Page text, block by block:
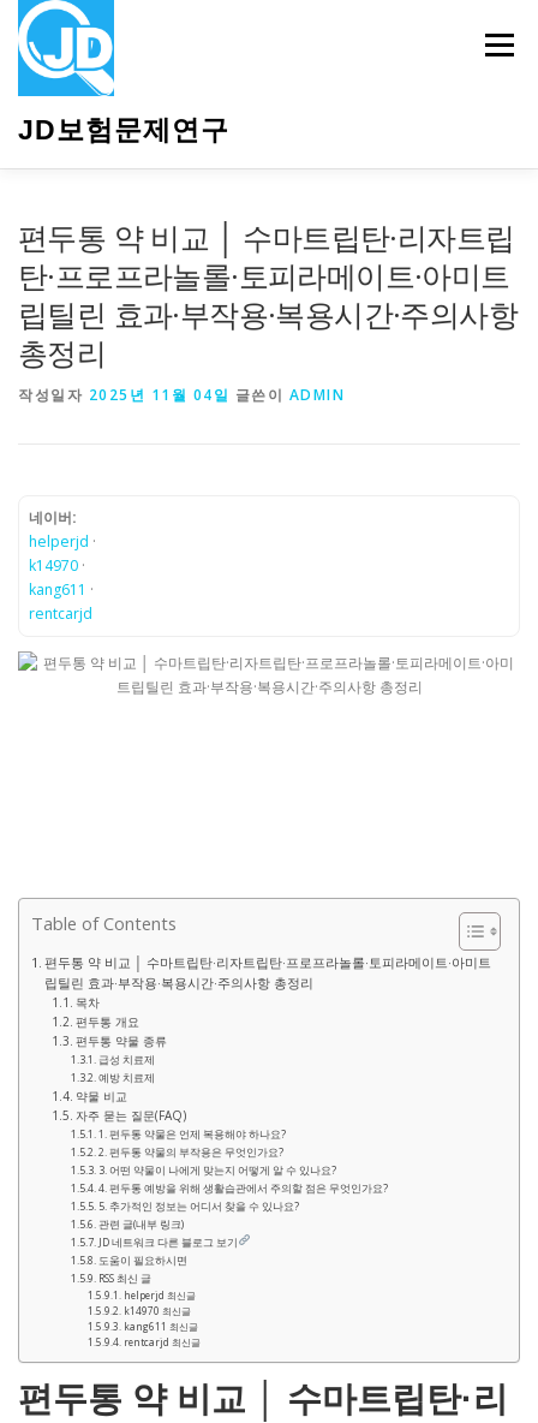
JD보험문제연구
메뉴
편두통 약 비교 │ 수마트립탄·리자트립
탄·프로프라놀롤·토피라메이트·아미트
립틸린 효과·부작용·복용시간·주의사항
총정리
작성일자 2025년 11월 04일 글쓴이 ADMIN
네이버:
helperjd ·
k14970 ·
kang611 ·
rentcarjd
Table of Contents
편두통 약 비교 │ 수마트립탄·리자트립탄·프로프라놀롤·토피라메이트·아미트
립틸린 효과·부작용·복용시간·주의사항 총정리
목차
편두통 개요
편두통 약물 종류
급성 치료제
예방 치료제
약물 비교
자주 묻는 질문(FAQ)
1. 편두통 약물은 언제 복용해야 하나요?
2. 편두통 약물의 부작용은 무엇인가요?
3. 어떤 약물이 나에게 맞는지 어떻게 알 수 있나요?
4. 편두통 예방을 위해 생활습관에서 주의할 점은 무엇인가요?
5. 추가적인 정보는 어디서 찾을 수 있나요?
관련 글(내부 링크)
JD 네트워크 다른 블로그 보기
도움이 필요하시면
RSS 최신 글
helperjd 최신글
k14970 최신글
kang611 최신글
rentcarjd 최신글
편두통 약 비교 │ 수마트립탄·리